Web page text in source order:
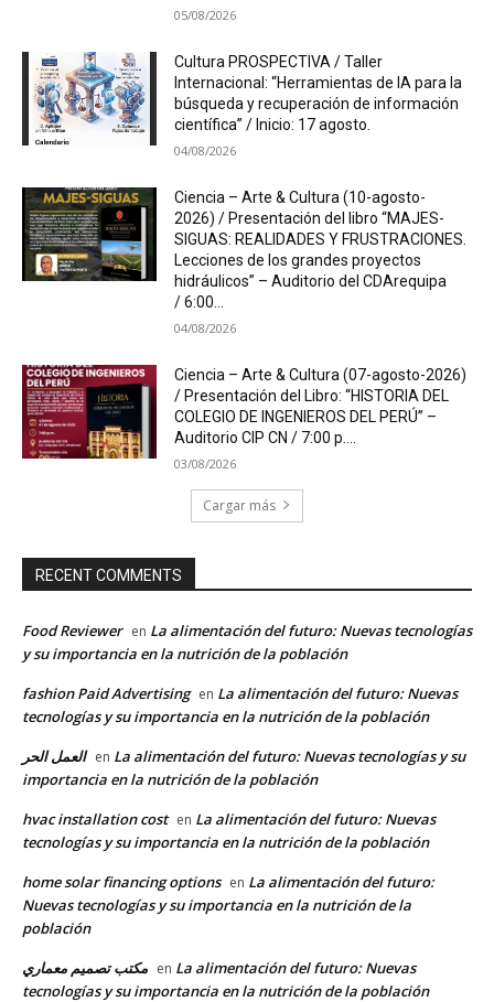
05/08/2026
Cultura PROSPECTIVA / Taller
Internacional: “Herramientas de IA para la
búsqueda y recuperación de información
científica” / Inicio: 17 agosto.
04/08/2026
Ciencia – Arte & Cultura (10-agosto-
2026) / Presentación del libro “MAJES-
SIGUAS: REALIDADES Y FRUSTRACIONES.
Lecciones de los grandes proyectos
hidráulicos” – Auditorio del CDArequipa
/ 6:00...
04/08/2026
Ciencia – Arte & Cultura (07-agosto-2026)
/ Presentación del Libro: “HISTORIA DEL
COLEGIO DE INGENIEROS DEL PERÚ” –
Auditorio CIP CN / 7:00 p....
03/08/2026
Cargar más
RECENT COMMENTS
Food Reviewer en La alimentación del futuro: Nuevas tecnologías
y su importancia en la nutrición de la población
fashion Paid Advertising en La alimentación del futuro: Nuevas
tecnologías y su importancia en la nutrición de la población
العمل الحر en La alimentación del futuro: Nuevas tecnologías y su
importancia en la nutrición de la población
hvac installation cost en La alimentación del futuro: Nuevas
tecnologías y su importancia en la nutrición de la población
home solar financing options en La alimentación del futuro:
Nuevas tecnologías y su importancia en la nutrición de la
población
مكتب تصميم معماري en La alimentación del futuro: Nuevas
tecnologías y su importancia en la nutrición de la población